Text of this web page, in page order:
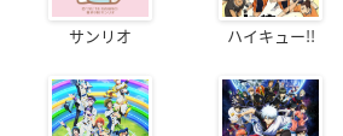
サンリオ ハイキュー!!